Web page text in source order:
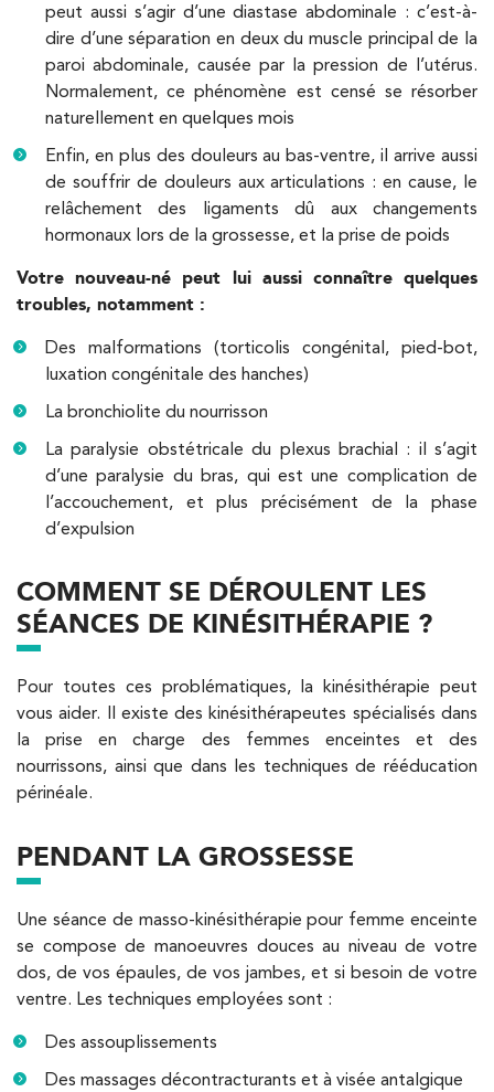
peut aussi s’agir d’une diastase abdominale : c’est-à-
dire d’une séparation en deux du muscle principal de la
paroi abdominale, causée par la pression de l’utérus.
Normalement, ce phénomène est censé se résorber
naturellement en quelques mois
Enfin, en plus des douleurs au bas-ventre, il arrive aussi
de souffrir de douleurs aux articulations : en cause, le
relâchement des ligaments dû aux changements
hormonaux lors de la grossesse, et la prise de poids
Votre nouveau-né peut lui aussi connaître quelques
troubles, notamment :
Des malformations (torticolis congénital, pied-bot,
luxation congénitale des hanches)
La bronchiolite du nourrisson
La paralysie obstétricale du plexus brachial : il s’agit
d’une paralysie du bras, qui est une complication de
l’accouchement, et plus précisément de la phase
d’expulsion
COMMENT SE DÉROULENT LES
SÉANCES DE KINÉSITHÉRAPIE ?
Pour toutes ces problématiques, la kinésithérapie peut
vous aider. Il existe des kinésithérapeutes spécialisés dans
la prise en charge des femmes enceintes et des
nourrissons, ainsi que dans les techniques de rééducation
périnéale.
PENDANT LA GROSSESSE
Une séance de masso-kinésithérapie pour femme enceinte
se compose de manoeuvres douces au niveau de votre
dos, de vos épaules, de vos jambes, et si besoin de votre
ventre. Les techniques employées sont :
Des assouplissements
Des massages décontracturants et à visée antalgique
PRENEZ RDV SUR
PRENEZ RDV SUR
IK Paris 8 – Saint Lazare
20 Rue de la Pépinière 75008 Paris
PRENEZ RDV SUR
Kinésithérapie
IK Vanves – 92
5 Rue Monge 92170 Vanves
5 Rue Monge 92170 Vanves
PRENEZ RDV SUR
IK Paris 7 Saint Germain
Kinésithérapie
IK Bois Colombes – 92
1 Rue Mertens 92600 Bois-Colombes
Kinésithérapie